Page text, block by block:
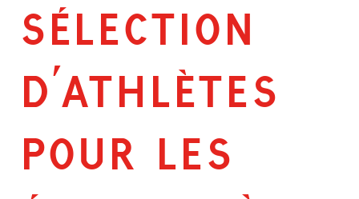
SÉLECTION
D’ATHLÈTES
POUR LES